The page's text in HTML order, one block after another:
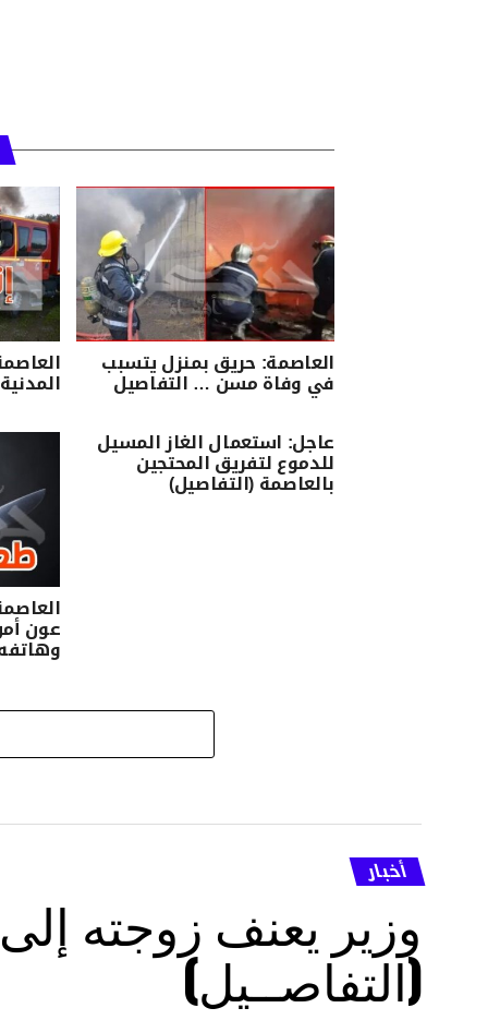
العاصمة: حريق بمنزل يتسبب
في وفاة مسن … التفاصيل
عاجل: استعمال الغاز المسيل
للدموع لتفريق المحتجين
بالعاصمة (التفاصيل)
عون
أخبار
وزير يعنف زوجته
(التفاصــيل)